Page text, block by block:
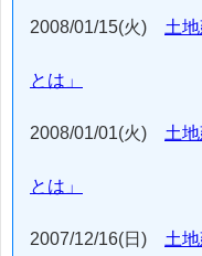
2008/01/15(火) 土
とは」
2008/01/01(火) 土
とは」
2007/12/16(日) 土